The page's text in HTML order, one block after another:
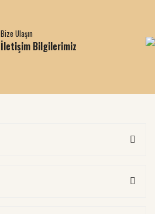
Bize Ulaşın
İletişim Bilgilerimiz